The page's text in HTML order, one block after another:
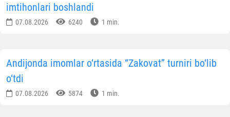
imtihonlari boshlandi
07.08.2026 6240 1 min.
Andijonda imomlar o‘rtasida “Zakovat” turniri bo‘lib
o‘tdi
07.08.2026 5874 1 min.